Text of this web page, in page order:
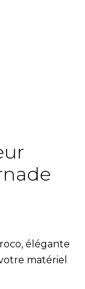
élégante
matériel